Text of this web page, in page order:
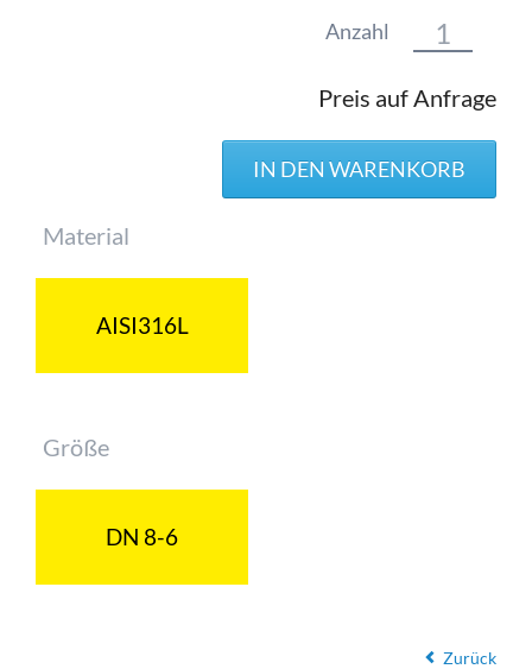
Anzahl
Preis auf Anfrage
Pflichtfeld
Material
AISI316L
Pflichtfeld
Größe
DN 8-6
Zurück